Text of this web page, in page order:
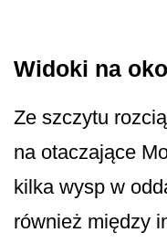
Widoki na
Ze szczytu
na otaczające
kilka wysp w
również między